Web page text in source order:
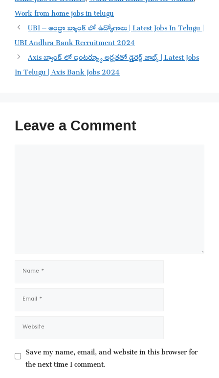
Work from home jobs in telugu
UBI – ఆంధ్రా బ్యాంక్ లో ఉద్యోగాలు | Latest Jobs In Telugu |
UBI Andhra Bank Recruitment 2024
Axis బ్యాంక్ లో ఇంటర్వ్యూ అర్హతతో డైరెక్ట్ జాబ్స్ | Latest Jobs
In Telugu | Axis Bank Jobs 2024
Leave a Comment
Name
Email
Website
Save my name, email, and website in this browser for
the next time I comment.